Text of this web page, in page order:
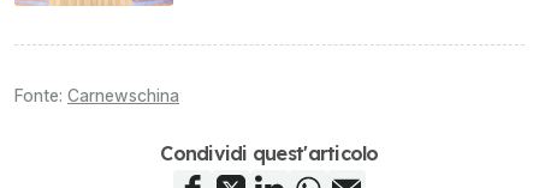
Fonte: Carnewschina
Condividi quest'articolo